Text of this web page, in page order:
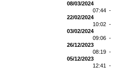
08/03/2024
07:44 -
22/02/2024
10:02 -
03/02/2024
09:06 -
26/12/2023
08:19 -
05/12/2023
12:41 -